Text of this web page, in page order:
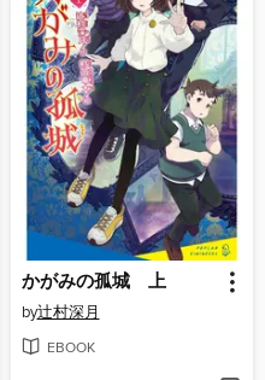
かがみの孤城 上
by辻村深月
EBOOK